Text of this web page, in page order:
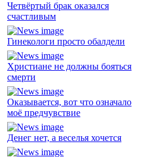
Четвёртый брак оказался
счастливым
Гинекологи просто обалдели
Христиане не должны бояться
смерти
Оказывается, вот что означало
моё предчувствие
Денег нет, а веселья хочется